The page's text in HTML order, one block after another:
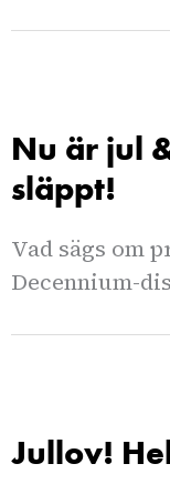
Nu är jul
släppt!
Vad sägs om
Decennium-
Jullov!